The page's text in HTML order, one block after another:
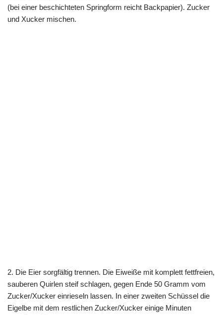
(bei einer beschichteten Springform reicht Backpapier). Zucker
und Xucker mischen.
2. Die Eier sorgfältig trennen. Die Eiweiße mit komplett fettfreien,
sauberen Quirlen steif schlagen, gegen Ende 50 Gramm vom
Zucker/Xucker einrieseln lassen. In einer zweiten Schüssel die
Eigelbe mit dem restlichen Zucker/Xucker einige Minuten